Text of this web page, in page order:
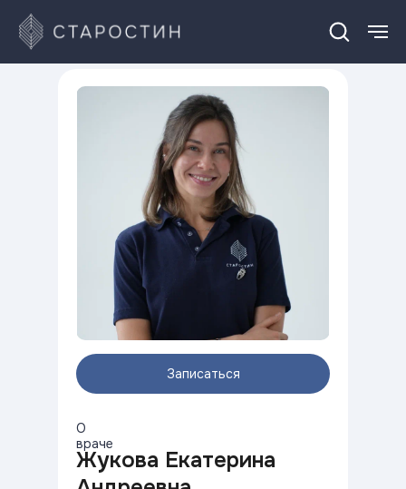
Записаться
О
враче
Жукова Екатерина